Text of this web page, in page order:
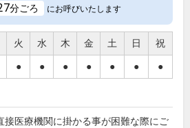
分ごろ にお呼びいたします
火 水 木 金 土 日 祝
● ● ● ● ● ● ●
接医療機関に掛かる事が困難な際にご